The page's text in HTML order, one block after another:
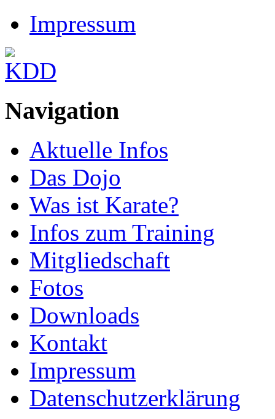
Impressum
Navigation
Aktuelle Infos
Das Dojo
Was ist Karate?
Infos zum Training
Mitgliedschaft
Fotos
Downloads
Kontakt
Impressum
Datenschutzerklärung